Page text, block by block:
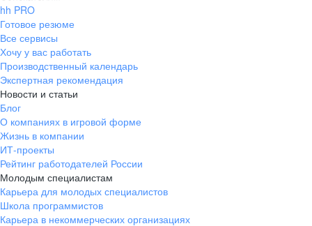
hh PRO
Готовое резюме
Все сервисы
Хочу у вас работать
Производственный календарь
Экспертная рекомендация
Новости и статьи
Блог
О компаниях в игровой форме
Жизнь в компании
ИТ-проекты
Рейтинг работодателей России
Молодым специалистам
Карьера для молодых специалистов
Школа программистов
Карьера в некоммерческих организациях